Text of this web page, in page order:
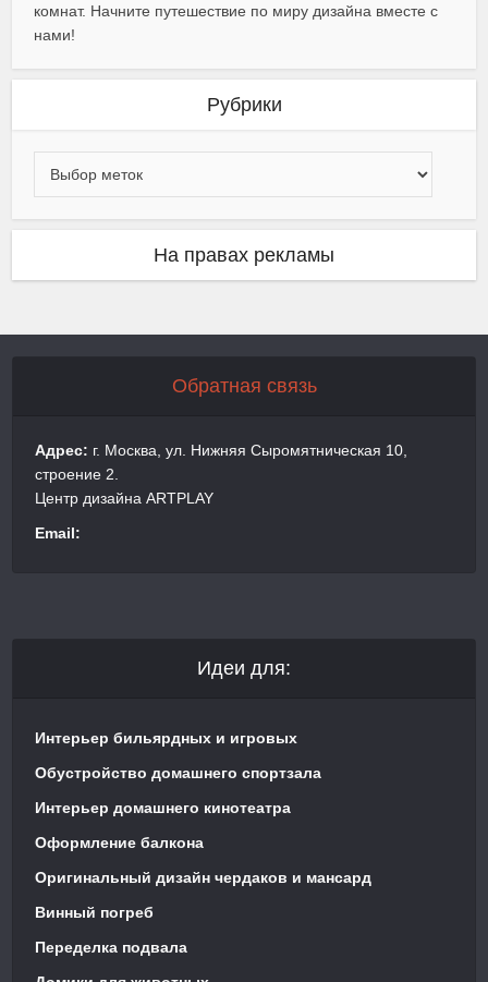
комнат. Начните путешествие по миру дизайна вместе с
нами!
Рубрики
На правах рекламы
Обратная связь
Адрес: г. Москва, ул. Нижняя Сыромятническая 10,
строение 2.
Центр дизайна ARTPLAY
Email:
Идеи для:
Интерьер бильярдных и игровых
Обустройство домашнего спортзала
Интерьер домашнего кинотеатра
Оформление балкона
Оригинальный дизайн чердаков и мансард
Винный погреб
Переделка подвала